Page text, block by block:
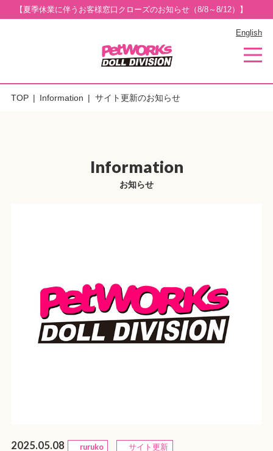
【夏季休業に伴うお客様窓口クローズのお知らせ（8/8～8/12）】
English
TOP Information サイト更新のお知らせ
Information
お知らせ
2025.05.08 ruruko サイト更新